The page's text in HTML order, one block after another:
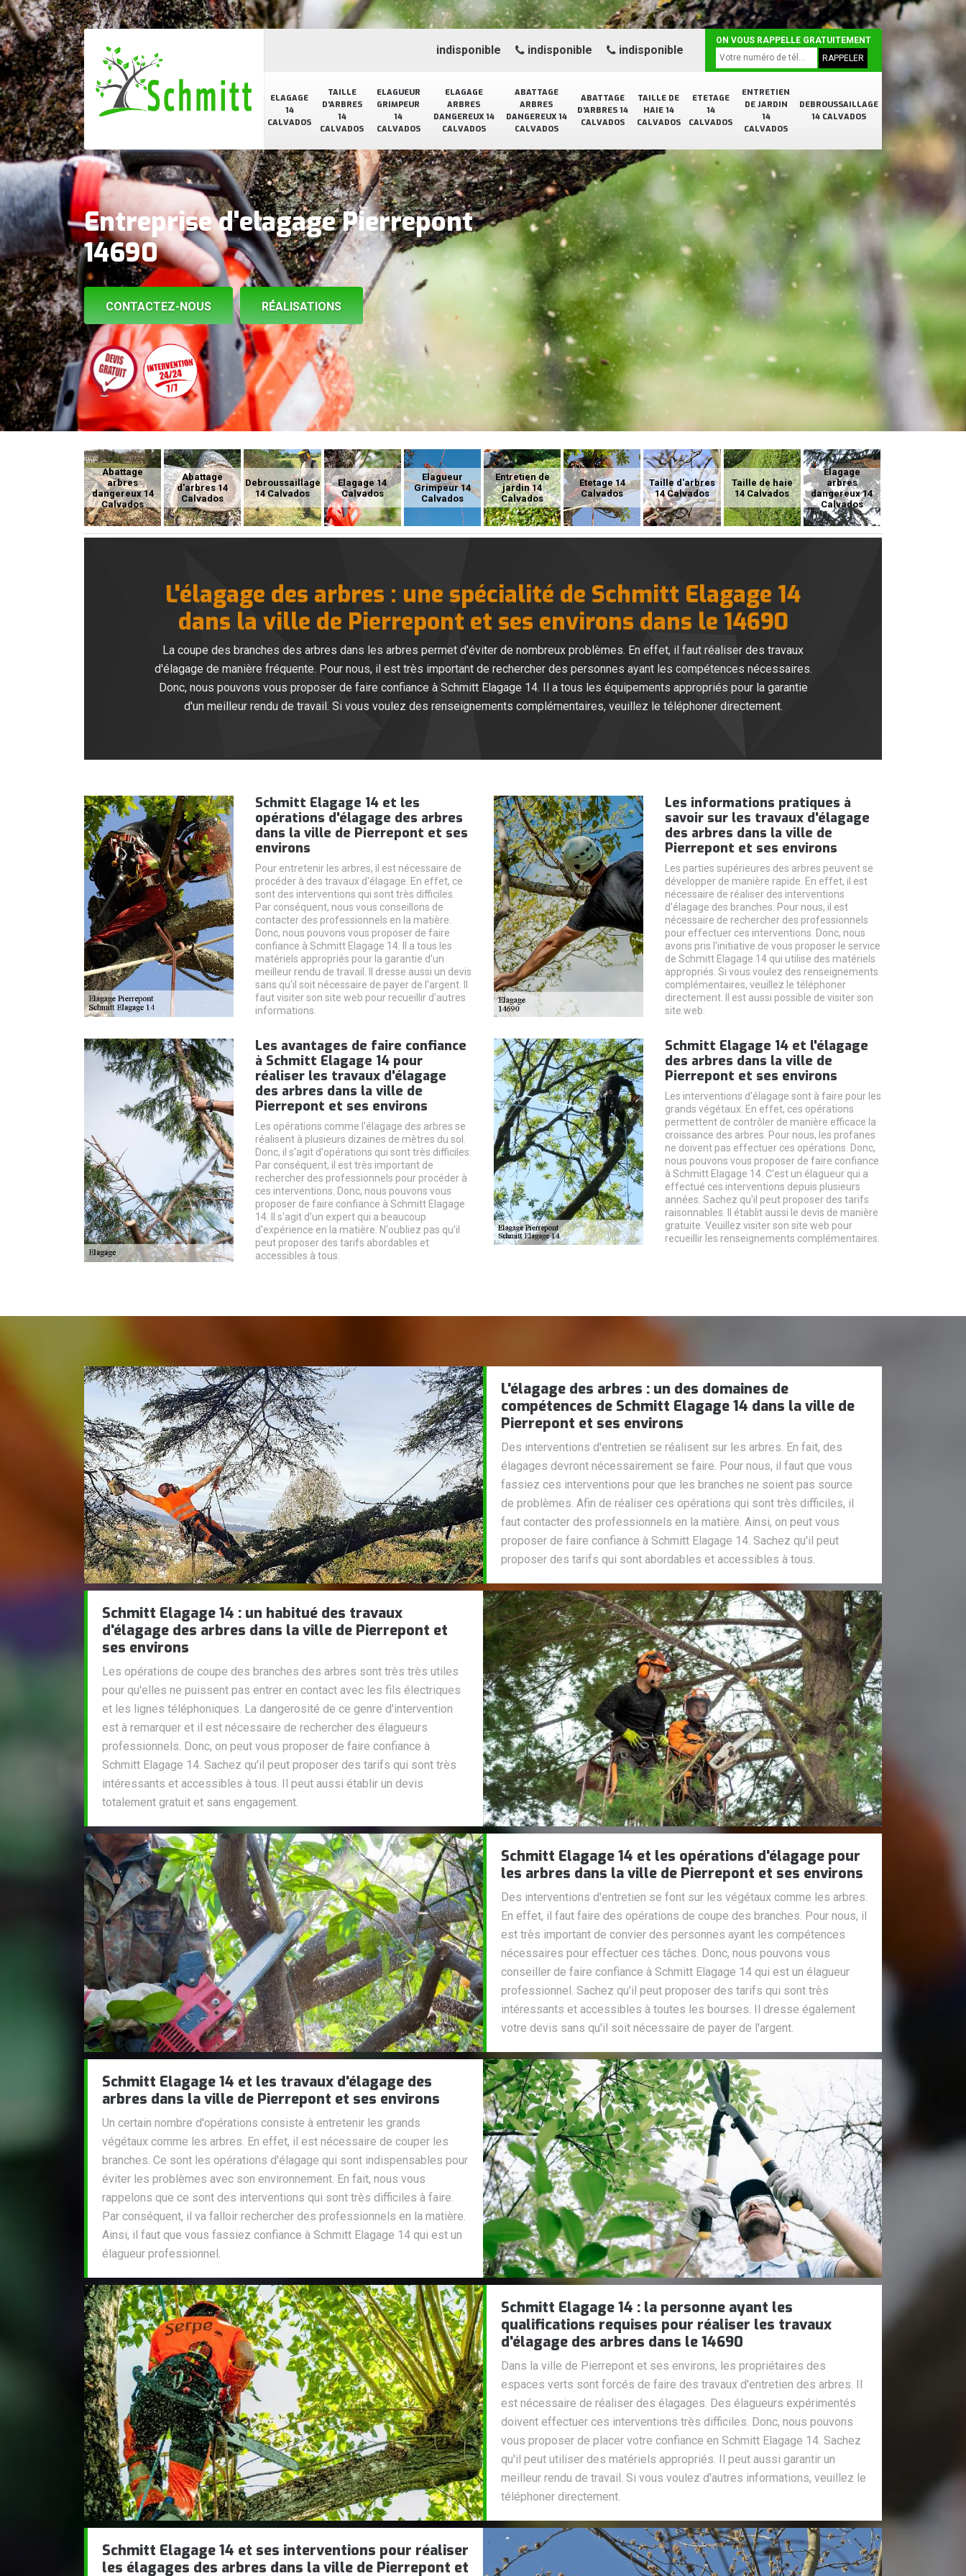
ELAGAGE
14
CALVADOS
TAILLE
D'ARBRES
14
CALVADOS
ELAGUEUR
GRIMPEUR
14
CALVADOS
ELAGAGE
ARBRES
DANGEREUX 14
CALVADOS
ABATTAGE
ARBRES
DANGEREUX 14
CALVADOS
ABATTAGE
D'ARBRES 14
CALVADOS
TAILLE DE
HAIE 14
CALVADOS
ETETAGE
14
CALVADOS
ENTRETIEN
DE JARDIN
14
CALVADOS
DEBROUSSAILLAGE
14 CALVADOS
indisponible indisponible indisponible
ON VOUS RAPPELLE GRATUITEMENT
Entreprise d'elagage Pierrepont
14690
CONTACTEZ-NOUS RÉALISATIONS
Abattage
arbres
dangereux 14
Calvados
Abattage
d'arbres 14
Calvados
Debroussaillage
14 Calvados
Elagage 14
Calvados
Elagueur
Grimpeur 14
Calvados
Entretien de
jardin 14
Calvados
Etetage 14
Calvados
Taille d'arbres
14 Calvados
Taille de haie
14 Calvados
Elagage
arbres
dangereux 14
Calvados
L'élagage des arbres : une spécialité de Schmitt Elagage 14
dans la ville de Pierrepont et ses environs dans le 14690
La coupe des branches des arbres dans les arbres permet d'éviter de nombreux problèmes. En effet, il faut réaliser des travaux
d'élagage de manière fréquente. Pour nous, il est très important de rechercher des personnes ayant les compétences nécessaires.
Donc, nous pouvons vous proposer de faire confiance à Schmitt Elagage 14. Il a tous les équipements appropriés pour la garantie
d'un meilleur rendu de travail. Si vous voulez des renseignements complémentaires, veuillez le téléphoner directement.
Schmitt Elagage 14 et les
opérations d'élagage des arbres
dans la ville de Pierrepont et ses
environs
Pour entretenir les arbres, il est nécessaire de
procéder à des travaux d'élagage. En effet, ce
sont des interventions qui sont très difficiles.
Par conséquent, nous vous conseillons de
contacter des professionnels en la matière.
Donc, nous pouvons vous proposer de faire
confiance à Schmitt Elagage 14. Il a tous les
matériels appropriés pour la garantie d'un
meilleur rendu de travail. Il dresse aussi un devis
sans qu'il soit nécessaire de payer de l'argent. Il
faut visiter son site web pour recueillir d'autres
informations.
Les informations pratiques à
savoir sur les travaux d'élagage
des arbres dans la ville de
Pierrepont et ses environs
Les parties supérieures des arbres peuvent se
développer de manière rapide. En effet, il est
nécessaire de réaliser des interventions
d'élagage des branches. Pour nous, il est
nécessaire de rechercher des professionnels
pour effectuer ces interventions. Donc, nous
avons pris l'initiative de vous proposer le service
de Schmitt Elagage 14 qui utilise des matériels
appropriés. Si vous voulez des renseignements
complémentaires, veuillez le téléphoner
directement. Il est aussi possible de visiter son
site web.
Les avantages de faire confiance
à Schmitt Elagage 14 pour
réaliser les travaux d'élagage
des arbres dans la ville de
Pierrepont et ses environs
Les opérations comme l'élagage des arbres se
réalisent à plusieurs dizaines de mètres du sol.
Donc, il s'agit d'opérations qui sont très difficiles.
Par conséquent, il est très important de
rechercher des professionnels pour procéder à
ces interventions. Donc, nous pouvons vous
proposer de faire confiance à Schmitt Elagage
14. Il s'agit d'un expert qui a beaucoup
d'expérience en la matière. N'oubliez pas qu'il
peut proposer des tarifs abordables et
accessibles à tous.
Schmitt Elagage 14 et l'élagage
des arbres dans la ville de
Pierrepont et ses environs
Les interventions d'élagage sont à faire pour les
grands végétaux. En effet, ces opérations
permettent de contrôler de manière efficace la
croissance des arbres. Pour nous, les profanes
ne doivent pas effectuer ces opérations. Donc,
nous pouvons vous proposer de faire confiance
à Schmitt Elagage 14. C'est un élagueur qui a
effectué ces interventions depuis plusieurs
années. Sachez qu'il peut proposer des tarifs
raisonnables. Il établit aussi le devis de manière
gratuite. Veuillez visiter son site web pour
recueillir les renseignements complémentaires.
L'élagage des arbres : un des domaines de
compétences de Schmitt Elagage 14 dans la ville de
Pierrepont et ses environs
Des interventions d'entretien se réalisent sur les arbres. En fait, des
élagages devront nécessairement se faire. Pour nous, il faut que vous
fassiez ces interventions pour que les branches ne soient pas source
de problèmes. Afin de réaliser ces opérations qui sont très difficiles, il
faut contacter des professionnels en la matière. Ainsi, on peut vous
proposer de faire confiance à Schmitt Elagage 14. Sachez qu'il peut
proposer des tarifs qui sont abordables et accessibles à tous.
Schmitt Elagage 14 : un habitué des travaux
d'élagage des arbres dans la ville de Pierrepont et
ses environs
Les opérations de coupe des branches des arbres sont très très utiles
pour qu'elles ne puissent pas entrer en contact avec les fils électriques
et les lignes téléphoniques. La dangerosité de ce genre d'intervention
est à remarquer et il est nécessaire de rechercher des élagueurs
professionnels. Donc, on peut vous proposer de faire confiance à
Schmitt Elagage 14. Sachez qu'il peut proposer des tarifs qui sont très
intéressants et accessibles à tous. Il peut aussi établir un devis
totalement gratuit et sans engagement.
Schmitt Elagage 14 et les opérations d'élagage pour
les arbres dans la ville de Pierrepont et ses environs
Des interventions d'entretien se font sur les végétaux comme les arbres.
En effet, il faut faire des opérations de coupe des branches. Pour nous, il
est très important de convier des personnes ayant les compétences
nécessaires pour effectuer ces tâches. Donc, nous pouvons vous
conseiller de faire confiance à Schmitt Elagage 14 qui est un élagueur
professionnel. Sachez qu'il peut proposer des tarifs qui sont très
intéressants et accessibles à toutes les bourses. Il dresse également
votre devis sans qu'il soit nécessaire de payer de l'argent.
Schmitt Elagage 14 et les travaux d'élagage des
arbres dans la ville de Pierrepont et ses environs
Un certain nombre d'opérations consiste à entretenir les grands
végétaux comme les arbres. En effet, il est nécessaire de couper les
branches. Ce sont les opérations d'élagage qui sont indispensables pour
éviter les problèmes avec son environnement. En fait, nous vous
rappelons que ce sont des interventions qui sont très difficiles à faire.
Par conséquent, il va falloir rechercher des professionnels en la matière.
Ainsi, il faut que vous fassiez confiance à Schmitt Elagage 14 qui est un
élagueur professionnel.
Schmitt Elagage 14 : la personne ayant les
qualifications requises pour réaliser les travaux
d'élagage des arbres dans le 14690
Dans la ville de Pierrepont et ses environs, les propriétaires des
espaces verts sont forcés de faire des travaux d'entretien des arbres. Il
est nécessaire de réaliser des élagages. Des élagueurs expérimentés
doivent effectuer ces interventions très difficiles. Donc, nous pouvons
vous proposer de placer votre confiance en Schmitt Elagage 14. Sachez
qu'il peut utiliser des matériels appropriés. Il peut aussi garantir un
meilleur rendu de travail. Si vous voulez d'autres informations, veuillez le
téléphoner directement.
Schmitt Elagage 14 et ses interventions pour réaliser
les élagages des arbres dans la ville de Pierrepont et